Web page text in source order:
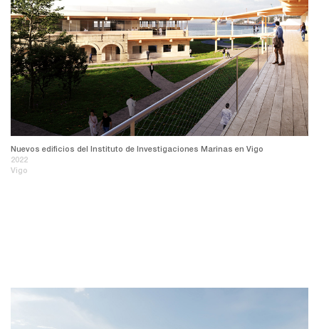
Nuevos edificios del Instituto de Investigaciones Marinas en Vigo
2022
Vigo